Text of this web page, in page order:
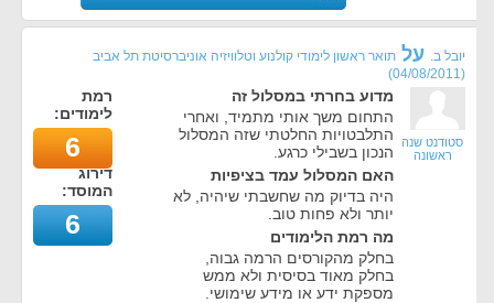
יובל ב. על תואר ראשון לימודי קולנוע וטלוויזיה אוניברסיטת תל אביב
(
04/08/2011
)
סטודנט שנה
ראשונה
מדוע בחרתי במסלול זה
התחום משך אותי מתמיד, ואחרי
התלבטויות החלטתי שזה המסלול
הנכון בשבילי כרגע.
האם המסלול עמד בציפיות
היה בדיוק מה שחשבתי שיהיה, לא
יותר ולא פחות טוב.
מה רמת הלימודים
בחלק מהקורסים הרמה גבוה,
בחלק מאוד בסיסית ולא ממש
מספקת ידע או מידע שימושי.
רמת
לימודים:
6
דירוג
המוסד:
6